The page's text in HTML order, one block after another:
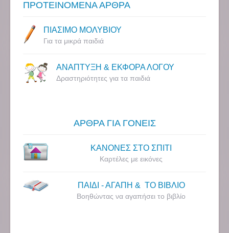
ΠΡΟΤΕΙΝΟΜΕΝΑ ΑΡΘΡΑ
ΠΙΑΣΙΜΟ ΜΟΛΥΒΙΟΥ
Για τα μικρά παιδιά
ΑΝΑΠΤΥΞΗ & ΕΚΦΟΡΑ ΛΟΓΟΥ
Δραστηριότητες για τα παιδιά
ΑΡΘΡΑ ΓΙΑ ΓΟΝΕΙΣ
ΚΑΝΟΝΕΣ ΣΤΟ ΣΠΙΤΙ
Καρτέλες με εικόνες
ΠΑΙΔΙ - ΑΓΑΠΗ & ΤΟ ΒΙΒΛΙΟ
Βοηθώντας να αγαπήσει το βιβλίο